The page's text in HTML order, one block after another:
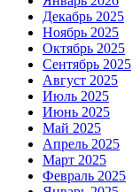
Декабрь 2025
Ноябрь 2025
Октябрь 2025
Сентябрь 2025
Август 2025
Июль 2025
Июнь 2025
Май 2025
Апрель 2025
Март 2025
Февраль 2025